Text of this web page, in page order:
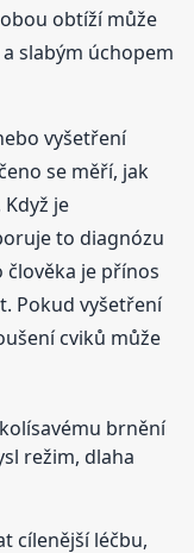
obtíží může
slabým úchopem
vyšetření
se měří, jak
je
to diagnózu
člověka je přínos
Pokud vyšetření
cviků může
brnění
režim, dlaha
cílenější léčbu,